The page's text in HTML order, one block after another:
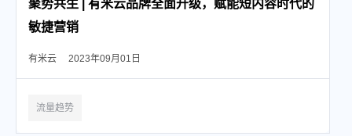
聚势共生 | 有米云品牌全面升级，赋能短内容时代的
敏捷营销
有米云 2023年09月01日
流量趋势